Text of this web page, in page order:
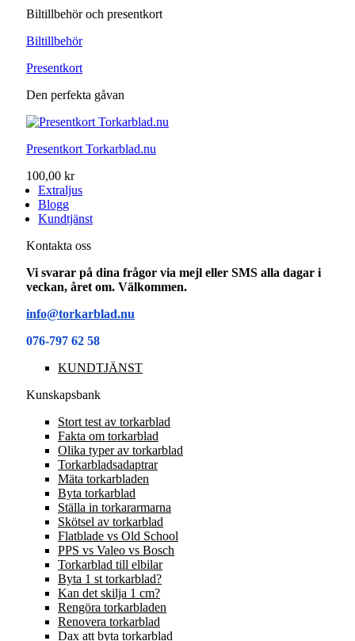
Biltillbehör och presentkort
Biltillbehör
Presentkort
Den perfekta gåvan
Presentkort Torkarblad.nu
100,00 kr
Extraljus
Blogg
Kundtjänst
Kontakta oss
Vi svarar på dina frågor via mejl eller SMS alla dagar i
veckan, året om. Välkommen.
info@torkarblad.nu
076-797 62 58
KUNDTJÄNST
Kunskapsbank
Stort test av torkarblad
Fakta om torkarblad
Olika typer av torkarblad
Torkarbladsadaptrar
Mäta torkarbladen
Byta torkarblad
Ställa in torkararmarna
Skötsel av torkarblad
Flatblade vs Old School
PPS vs Valeo vs Bosch
Torkarblad till elbilar
Byta 1 st torkarblad?
Kan det skilja 1 cm?
Rengöra torkarbladen
Renovera torkarblad
Dax att byta torkarblad